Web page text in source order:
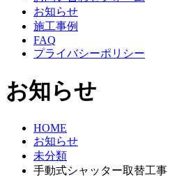
お知らせ
施工事例
FAQ
プライバシーポリシー
お知らせ
HOME
お知らせ
未分類
手動式シャッター取替工事